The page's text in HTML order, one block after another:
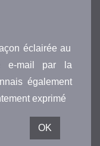
éclairée au
e-mail par la
également
exprimé